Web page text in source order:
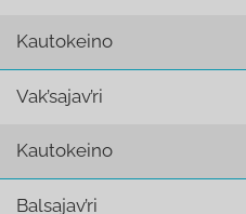
Kautokeino
Vak’sajav’ri
Kautokeino
Balsajav’ri